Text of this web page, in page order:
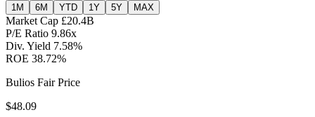
1M 6M YTD 1Y 5Y MAX
Market Cap £20.4B
P/E Ratio 9.86x
Div. Yield 7.58%
ROE 38.72%
Bulios Fair Price
$48.09